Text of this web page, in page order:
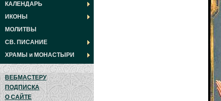
КАЛЕНДАРЬ
ИКОНЫ
МОЛИТВЫ
СВ. ПИСАНИЕ
ХРАМЫ и МОНАСТЫРИ
ВЕБМАСТЕРУ
ПОДПИСКА
О САЙТЕ